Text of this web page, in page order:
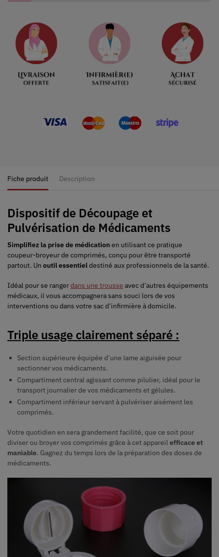
Fiche produit Description
Dispositif de Découpage et
Pulvérisation de Médicaments
Simplifiez la prise de médicationen utilisant ce pratique
coupeur-broyeur de comprimés, conçu pour être transporté
partout. Un outil essentieldestiné aux professionnels de la santé.
Idéal pour se rangerdans une trousse avec d’autres équipements
médicaux, il vous accompagnera sans souci lors de vos
interventions ou dans votre sac d’infirmière à domicile.
Triple usage clairement séparé :
Section supérieure équipée d’une lame aiguisée pour
sectionner vos médicaments.
Compartiment central agissant comme pilulier, idéal pour le
transport journalier de vos médicaments et gélules.
Compartiment inférieur servant à pulvériser aisément les
comprimés.
Votre quotidien en sera grandement facilité, que ce soit pour
diviser ou broyer vos comprimés grâce à cet appareilefficace et
maniable. Gagnez du temps lors de la préparation des doses de
médicaments.